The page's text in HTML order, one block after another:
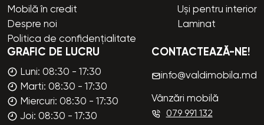
Mobilă în credit
Despre noi
Politica de confidențialitate
Uși pentru interior
Laminat
GRAFIC DE LUCRU
Luni: 08:30 - 17:30
Marti: 08:30 - 17:30
Miercuri: 08:30 - 17:30
Joi: 08:30 - 17:30
CONTACTEAZĂ-NE!
info@valdimobila.md
Vânzări mobilă
079 991 132